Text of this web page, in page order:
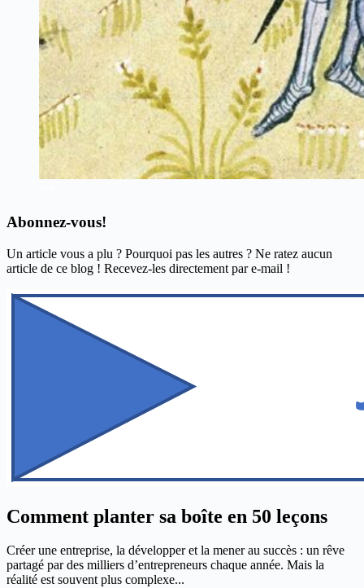
Abonnez-vous!
Un article vous a plu ? Pourquoi pas les autres ? Ne ratez aucun
article de ce blog ! Recevez-les directement par e-mail !
Comment planter sa boîte en 50 leçons
Créer une entreprise, la développer et la mener au succès : un rêve
partagé par des milliers d’entrepreneurs chaque année. Mais la
réalité est souvent plus complexe...